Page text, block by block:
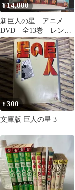
¥14,000
新巨人の星 アニメ
DVD 全13巻 レンタ
ル落ち 古谷徹
¥300
文庫版 巨人の星 3